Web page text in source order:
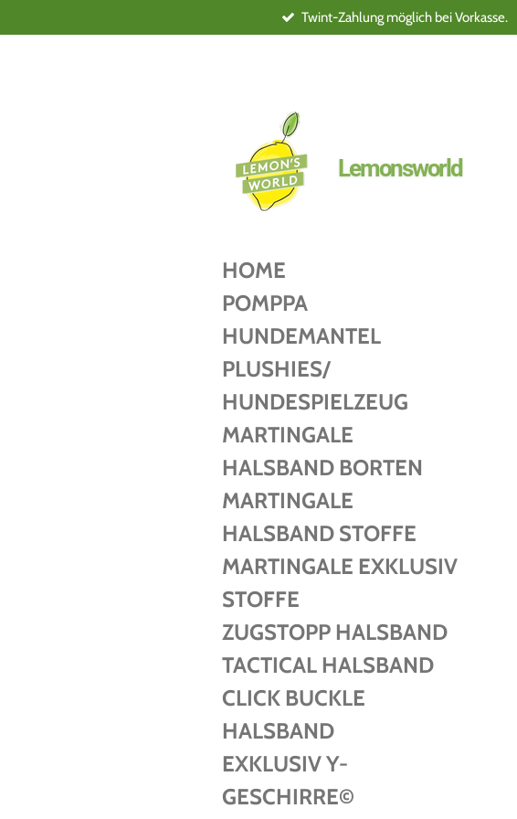
Hauptinhalt
Twint-Zahlung möglich bei Vorkasse.
Lemonsworld
HOME
POMPPA
HUNDEMANTEL
PLUSHIES/
HUNDESPIELZEUG
MARTINGALE
HALSBAND BORTEN
MARTINGALE
HALSBAND STOFFE
MARTINGALE EXKLUSIV
STOFFE
ZUGSTOPP HALSBAND
TACTICAL HALSBAND
CLICK BUCKLE
HALSBAND
EXKLUSIV Y-
GESCHIRRE©️